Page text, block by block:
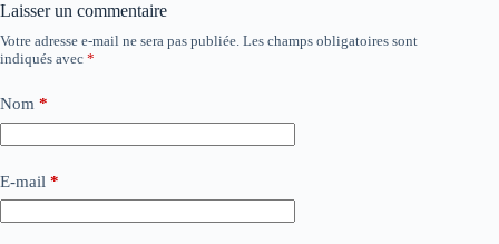
Laisser un commentaire
Votre adresse e-mail ne sera pas publiée. Les champs obligatoires sont
indiqués avec *
Nom *
E-mail *